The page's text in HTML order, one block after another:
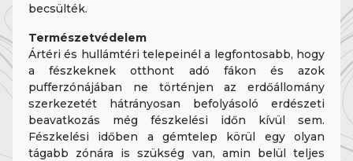
becsülték.
Természetvédelem
Ártéri és hullámtéri telepeinél a legfontosabb, hogy
a fészkeknek otthont adó fákon és azok
pufferzónájában ne történjen az erdőállomány
szerkezetét hátrányosan befolyásoló erdészeti
beavatkozás még fészkelési időn kívül sem.
Fészkelési időben a gémtelep körül egy olyan
tágabb zónára is szükség van, amin belül teljes